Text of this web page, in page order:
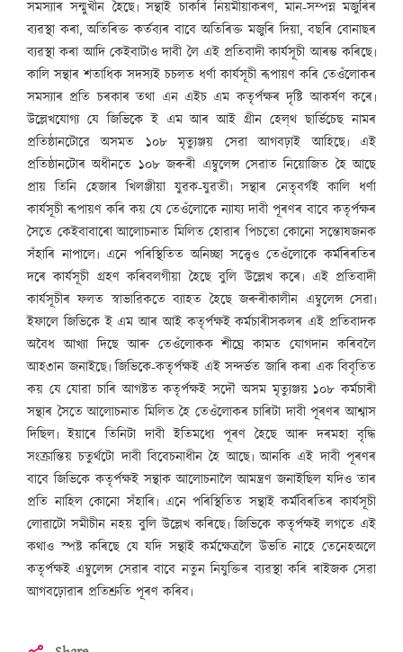
সমস্যাৰ সন্মুখীন হৈছে৷ সন্থাই চাকৰি নিয়মীয়াকৰণ, মান-সম্পন্ন মজুৰিৰ
ব্যৱস্থা কৰা, অতিৰিক্ত কৰ্তব্যৰ বাবে অতিৰিক্ত মজুৰি দিয়া, বছৰি বোনাছৰ
ব্যৱস্থা কৰা আদি কেইবাটাও দাবী লৈ এই প্ৰতিবাদী কাৰ্যসূচী আৰম্ভ কৰিছে৷
কালি সন্থাৰ শতাধিক সদস্যই চচলত ধৰ্ণা কাৰ্যসূচী ৰূপায়ণ কৰি তেওঁলোকৰ
সমস্যাৰ প্ৰতি চৰকাৰ তথা এন এইচ এম কতৃৰ্পক্ষৰ দৃষ্টি আকৰ্ষণ কৰে৷
উল্লেখযোগ্য যে জিভিকে ই এম আৰ আই গ্ৰীন হেল্‌থ ছাৰ্ভিচেছ নামৰ
প্ৰতিষ্ঠানটোৱে অসমত ১০৮ মৃত্যুঞ্জয় সেৱা আগবঢ়াই আহিছে৷ এই
প্ৰতিষ্ঠানটোৰ অধীনতে ১০৮ জৰুৰী এম্বুলেন্স সেৱাত নিয়োজিত হৈ আছে
প্ৰায় তিনি হেজাৰ খিলঞ্জীয়া যুৱক-যুৱতী৷ সন্থাৰ নেতৃবৰ্গই কালি ধৰ্ণা
কাৰ্যসূচী ৰূপায়ণ কৰি কয় যে তেওঁলোকে ন্যায্য দাবী পূৰণৰ বাবে কতৃৰ্পক্ষৰ
সৈতে কেইবাবাৰো আলোচনাত মিলিত হোৱাৰ পিচতো কোনো সন্তোষজনক
সঁহাৰি নাপালে৷ এনে পৰিস্থিতিত অনিচ্ছা সত্ত্বেও তেওঁলোকে কৰ্মৰিৰতিৰ
দৰে কাৰ্যসূচী গ্ৰহণ কৰিবলগীয়া হৈছে বুলি উল্লেখ কৰে৷ এই প্ৰতিবাদী
কাৰ্যসূচীৰ ফলত স্বাভাৱিকতে ব্যাহত হৈছে জৰুৰীকালীন এম্বুলেন্স সেৱা৷
ইফালে জিভিকে ই এম আৰ আই কতৃৰ্পক্ষই কৰ্মচাৰীসকলৰ এই প্ৰতিবাদক
অবৈধ আখ্যা দিছে আৰু তেওঁলোকক শীঘ্ৰে কামত যোগদান কৰিবলৈ
আহ৩ান জনাইছে৷ জিভিকে-কতৃৰ্পক্ষই এই সন্দৰ্ভত জাৰি কৰা এক বিবৃতিত
কয় যে যোৱা চাৰি আগষ্টত কতৃৰ্পক্ষই সদৌ অসম মৃত্যুঞ্জয় ১০৮ কৰ্মচাৰী
সন্থাৰ সৈতে আলোচনাত মিলিত হৈ তেওঁলোকৰ চাৰিটা দাবী পূৰণৰ আশ্বাস
দিছিল৷ ইয়াৰে তিনিটা দাবী ইতিমধ্যে পূৰণ হৈছে আৰু দৰমহা বৃদ্ধি
সংক্ৰান্তিয় চতুৰ্থটো দাবী বিবেচনাধীন হৈ আছে৷ আনকি এই দাবী পূৰণৰ
বাবে জিভিকে কতৃৰ্পক্ষই সন্থাক আলোচনালৈ আমন্ত্ৰণ জনাইছিল যদিও তাৰ
প্ৰতি নাহিল কোনো সঁহাৰি৷ এনে পৰিস্থিতিত সন্থাই কৰ্মবিৰতিৰ কাৰ্যসূচী
লোৱাটো সমীচীন নহয় বুলি উল্লেখ কৰিছে৷ জিভিকে কতৃৰ্পক্ষই লগতে এই
কথাও স্পষ্ট কৰিছে যে যদি সন্থাই কৰ্মক্ষেত্ৰলৈ উভতি নাহে তেনেহঅলে
কতৃৰ্পক্ষই এম্বুলেন্স সেৱাৰ বাবে নতুন নিযুক্তিৰ ব্যৱস্থা কৰি ৰাইজক সেৱা
আগবঢ়োৱাৰ প্ৰতিশ্ৰুতি পূৰণ কৰিব৷